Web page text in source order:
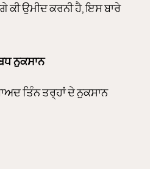
ਕੀ ਉਮੀਦ ਕਰਨੀ ਹੈ, ਇਸ ਬਾਰੇ
ਨੁਕਸਾਨ
ਤਿੰਨ ਤਰ੍ਹਾਂ ਦੇ ਨੁਕਸਾਨ